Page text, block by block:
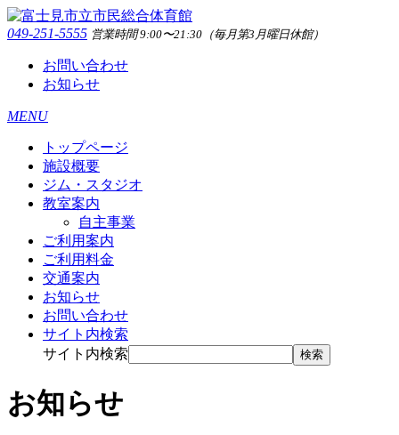
049-251-5555 営業時間 9:00〜21:30（毎月第3月曜日休館）
お問い合わせ
お知らせ
MENU
トップページ
施設概要
ジム・スタジオ
教室案内
自主事業
ご利用案内
ご利用料金
交通案内
お知らせ
お問い合わせ
サイト内検索
サイト内検索
検索
お知らせ